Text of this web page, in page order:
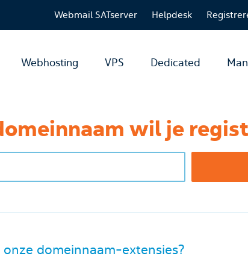
Webmail SATserver Helpdesk
Webhosting VPS Dedicated
wil je
domeinnaam-extensies?